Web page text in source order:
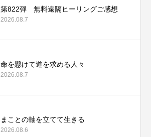
第822弾 無料遠隔ヒーリングご感想
2026.08.7
命を懸けて道を求める人々
2026.08.7
まことの軸を立てて生きる
2026.08.6